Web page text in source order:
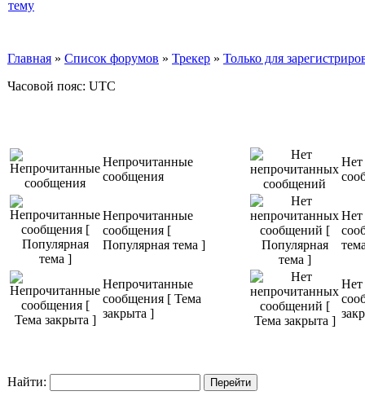
Главная » Список форумов » Трекер » Только для
Часовой пояс: UTC
Непрочитанные
сообщения
Нет
Непрочитанные
сообщения [
Популярная тема ]
Нет
Непрочитанные
сообщения [ Тема
закрыта ]
Нет
Найти: